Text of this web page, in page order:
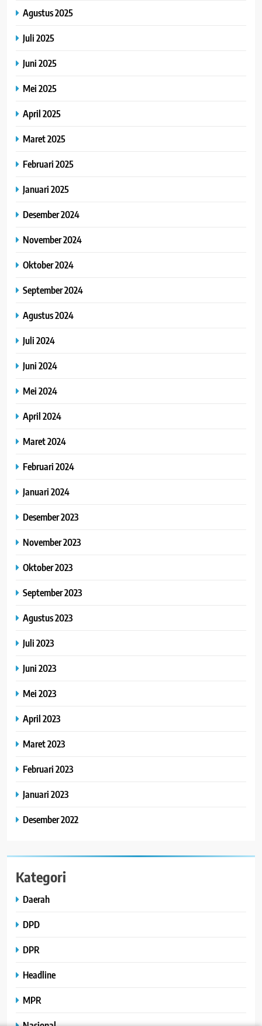
Agustus 2025
Juli 2025
Juni 2025
Mei 2025
April 2025
Maret 2025
Februari 2025
Januari 2025
Desember 2024
November 2024
Oktober 2024
September 2024
Agustus 2024
Juli 2024
Juni 2024
Mei 2024
April 2024
Maret 2024
Februari 2024
Januari 2024
Desember 2023
November 2023
Oktober 2023
September 2023
Agustus 2023
Juli 2023
Juni 2023
Mei 2023
April 2023
Maret 2023
Februari 2023
Januari 2023
Desember 2022
Kategori
Daerah
DPD
DPR
Headline
MPR